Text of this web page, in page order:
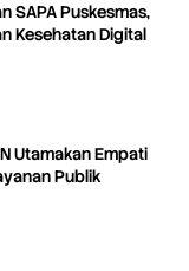
SAPA Puskesmas,
Kesehatan Digital
Utamakan Empati
Publik